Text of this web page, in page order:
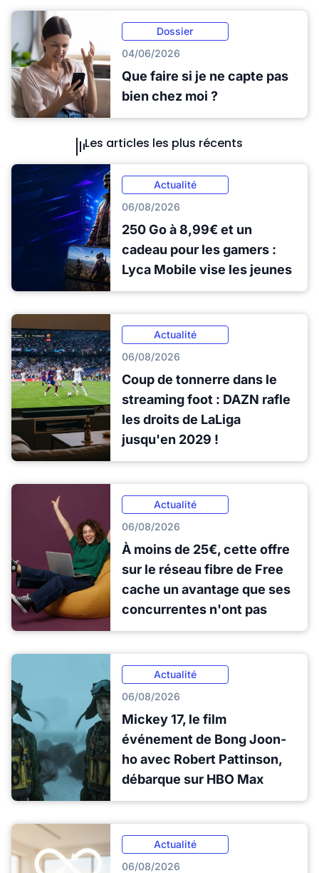
Dossier
04/06/2026
Que faire si je ne capte pas
bien chez moi ?
Les articles les plus récents
Actualité
06/08/2026
250 Go à 8,99€ et un
cadeau pour les gamers :
Lyca Mobile vise les jeunes
Actualité
06/08/2026
Coup de tonnerre dans le
streaming foot : DAZN rafle
les droits de LaLiga
jusqu'en 2029 !
Actualité
06/08/2026
À moins de 25€, cette offre
sur le réseau fibre de Free
cache un avantage que ses
concurrentes n'ont pas
Actualité
06/08/2026
Mickey 17, le film
événement de Bong Joon-
ho avec Robert Pattinson,
débarque sur HBO Max
Actualité
06/08/2026